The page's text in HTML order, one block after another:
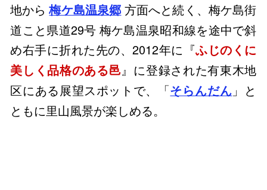
地から梅ケ島温泉郷 方面へと続く、梅ケ島街
道こと県道29号 梅ケ島温泉昭和線を途中で斜
め右手に折れた先の、2012年に『ふじのくに
美しく品格のある邑』に登録された有東木地
区にある展望スポットで、「そらんだん 」と
ともに里山風景が楽しめる。